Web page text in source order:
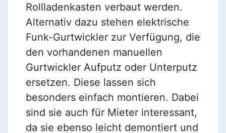
Rollladenkasten verbaut werden.
Alternativ dazu stehen elektrische
Funk-Gurtwickler zur Verfügung, die
den vorhandenen manuellen
Gurtwickler Aufputz oder Unterputz
ersetzen. Diese lassen sich
besonders einfach montieren. Dabei
sind sie auch für Mieter interessant,
da sie ebenso leicht demontiert und